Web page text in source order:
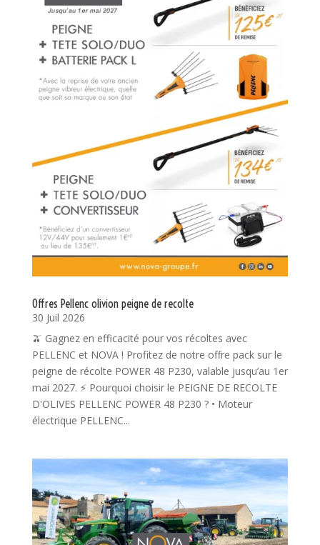
Offres Pellenc olivion peigne de recolte
30 Juil 2026
🫒 Gagnez en efficacité pour vos récoltes avec
PELLENC et NOVA ! Profitez de notre offre pack sur le
peigne de récolte POWER 48 P230, valable jusqu’au 1er
mai 2027. ⚡ Pourquoi choisir le PEIGNE DE RECOLTE
D'OLIVES PELLENC POWER 48 P230 ? • Moteur
électrique PELLENC...